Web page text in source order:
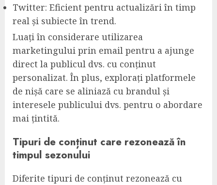
Twitter: Eficient pentru actualizări în timp
real și subiecte în trend.
Luați în considerare utilizarea
marketingului prin email pentru a ajunge
direct la publicul dvs. cu conținut
personalizat. În plus, explorați platformele
de nișă care se aliniază cu brandul și
interesele publicului dvs. pentru o abordare
mai țintită.
Tipuri de conținut care rezonează în
timpul sezonului
Diferite tipuri de conținut rezonează cu